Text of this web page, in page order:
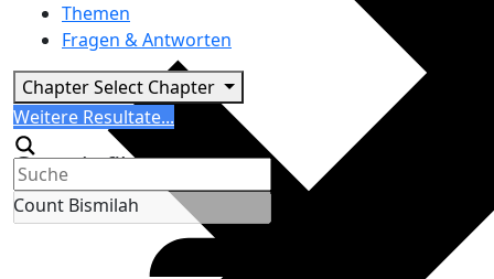
Themen
Fragen & Antworten
ChapterSelect Chapter
Search
Weitere Resultate...
Generic filters
Count Bismilah